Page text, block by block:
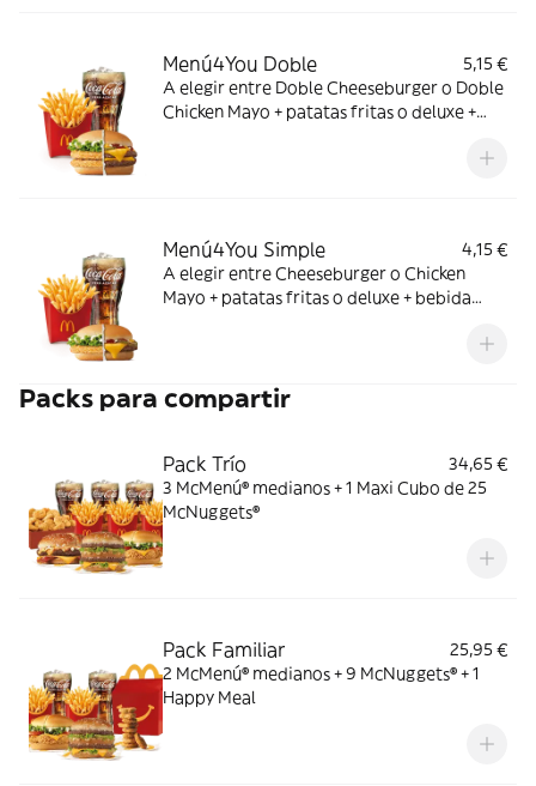
Menú4You Doble
5,15 €
A elegir entre Doble Cheeseburger o Doble
Chicken Mayo + patatas fritas o deluxe +
Menú4You Simple
4,15 €
A elegir entre Cheeseburger o Chicken
Mayo + patatas fritas o deluxe + bebida
Packs para compartir
Pack Trío
34,65 €
3 McMenú® medianos + 1 Maxi Cubo de 25
McNuggets®
Pack Familiar
25,95 €
2 McMenú® medianos + 9 McNuggets® + 1
Happy Meal